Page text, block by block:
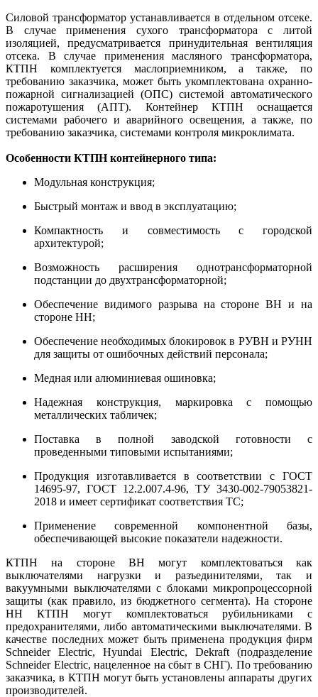
Силовой трансформатор устанавливается в отдельном отсеке.
В случае применения сухого трансформатора с литой
изоляцией, предусматривается принудительная вентиляция
отсека. В случае применения масляного трансформатора,
КТПН комплектуется маслоприемником, а также, по
требованию заказчика, может быть укомплектована охранно-
пожарной сигнализацией (ОПС) системой автоматического
пожаротушения (АПТ). Контейнер КТПН оснащается
системами рабочего и аварийного освещения, а также, по
требованию заказчика, системами контроля микроклимата.
Особенности КТПН контейнерного типа:
Модульная конструкция;
Быстрый монтаж и ввод в эксплуатацию;
Компактность и совместимость с городской
архитектурой;
Возможность расширения однотрансформаторной
подстанции до двухтрансформаторной;
Обеспечение видимого разрыва на стороне ВН и на
стороне НН;
Обеспечение необходимых блокировок в РУВН и РУНН
для защиты от ошибочных действий персонала;
Медная или алюминиевая ошиновка;
Надежная конструкция, маркировка с помощью
металлических табличек;
Поставка в полной заводской готовности с
проведенными типовыми испытаниями;
Продукция изготавливается в соответствии с ГОСТ
14695-97, ГОСТ 12.2.007.4-96, ТУ 3430-002-79053821-
2018 и имеет сертификат соответствия ТС;
Применение современной компонентной базы,
обеспечивающей высокие показатели надежности.
КТПН на стороне ВН могут комплектоваться как
выключателями нагрузки и разъединителями, так и
вакуумными выключателями с блоками микропроцессорной
защиты (как правило, из бюджетного сегмента). На стороне
НН КТПН могут комплектоваться рубильниками с
предохранителями, либо автоматическими выключателями. В
качестве последних может быть применена продукция фирм
Schneider Electric, Hyundai Electric, Dekraft (подразделение
Schneider Electric, нацеленное на сбыт в СНГ). По требованию
заказчика, в КТПН могут быть установлены аппараты других
производителей.